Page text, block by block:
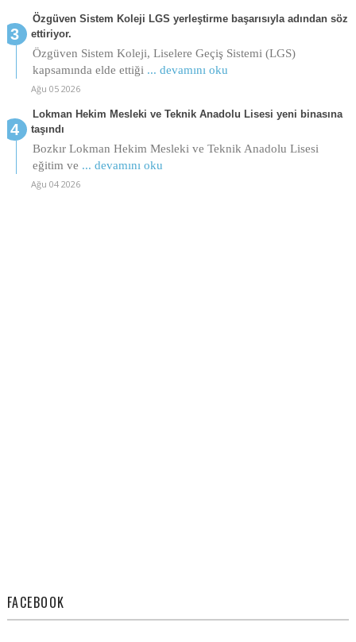
Özgüven Sistem Koleji LGS yerleştirme başarısıyla adından söz
ettiriyor.
Özgüven Sistem Koleji, Liselere Geçiş Sistemi (LGS)
kapsamında elde ettiği ... devamını oku
Ağu 05 2026
Lokman Hekim Mesleki ve Teknik Anadolu Lisesi yeni binasına
taşındı
Bozkır Lokman Hekim Mesleki ve Teknik Anadolu Lisesi
eğitim ve ... devamını oku
Ağu 04 2026
FACEBOOK